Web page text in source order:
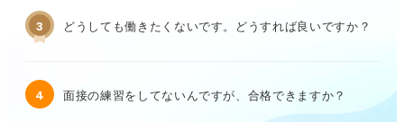
3 どうしても働きたくないです。どうすれば良いですか？
4 面接の練習をしてないんですが、合格できますか？